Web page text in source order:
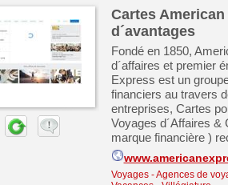
Cartes
d´avantages
Fondé en 1850,
d´affaires et premier
Express est un
financiers au travers
entreprises, Cartes
Voyages d´Affaires &
marque financière )
Voyages - Agences de